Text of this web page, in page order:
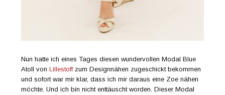
Nun hatte ich eines Tages diesen wundervollen Modal Blue
Atoll vonLillestoffzum Designnähen zugeschickt bekommen
und sofort war mir klar, dass ich mir daraus eine Zoe nähen
möchte. Und ich bin nicht enttäuscht worden. Dieser Modal